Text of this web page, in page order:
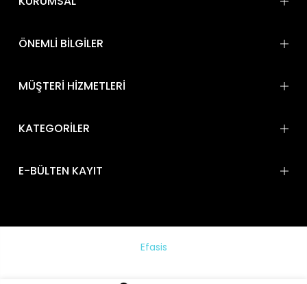
ÖNEMLİ BİLGİLER
MÜŞTERİ HİZMETLERİ
KATEGORİLER
E-BÜLTEN KAYIT
Efasis